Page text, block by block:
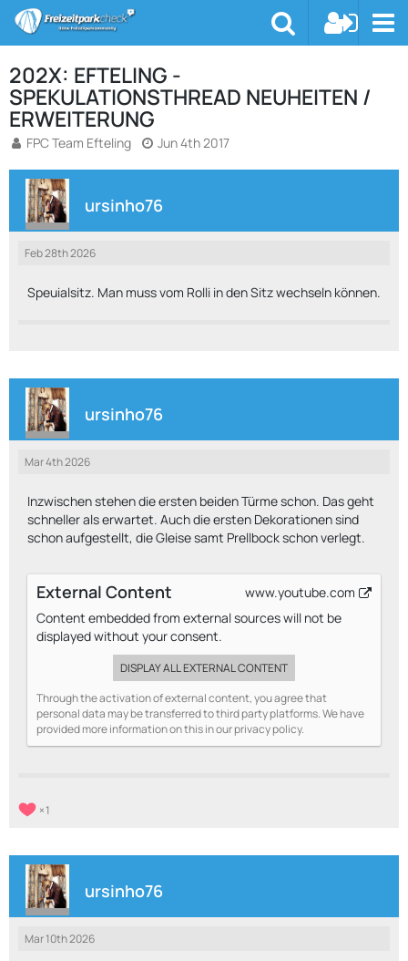
202X: EFTELING -
SPEKULATIONSTHREAD NEUHEITEN /
ERWEITERUNG
FPC Team Efteling Jun 4th 2017
ursinho76
Feb 28th 2026
Speuialsitz. Man muss vom Rolli in den Sitz wechseln können.
ursinho76
Mar 4th 2026
Inzwischen stehen die ersten beiden Türme schon. Das geht
schneller als erwartet. Auch die ersten Dekorationen sind
schon aufgestellt, die Gleise samt Prellbock schon verlegt.
External Content
www.youtube.com
Content embedded from external sources will not be
displayed without your consent.
DISPLAY ALL EXTERNAL CONTENT
Through the activation of external content, you agree that
personal data may be transferred to third party platforms. We have
provided more information on this in our privacy policy.
1
ursinho76
Mar 10th 2026